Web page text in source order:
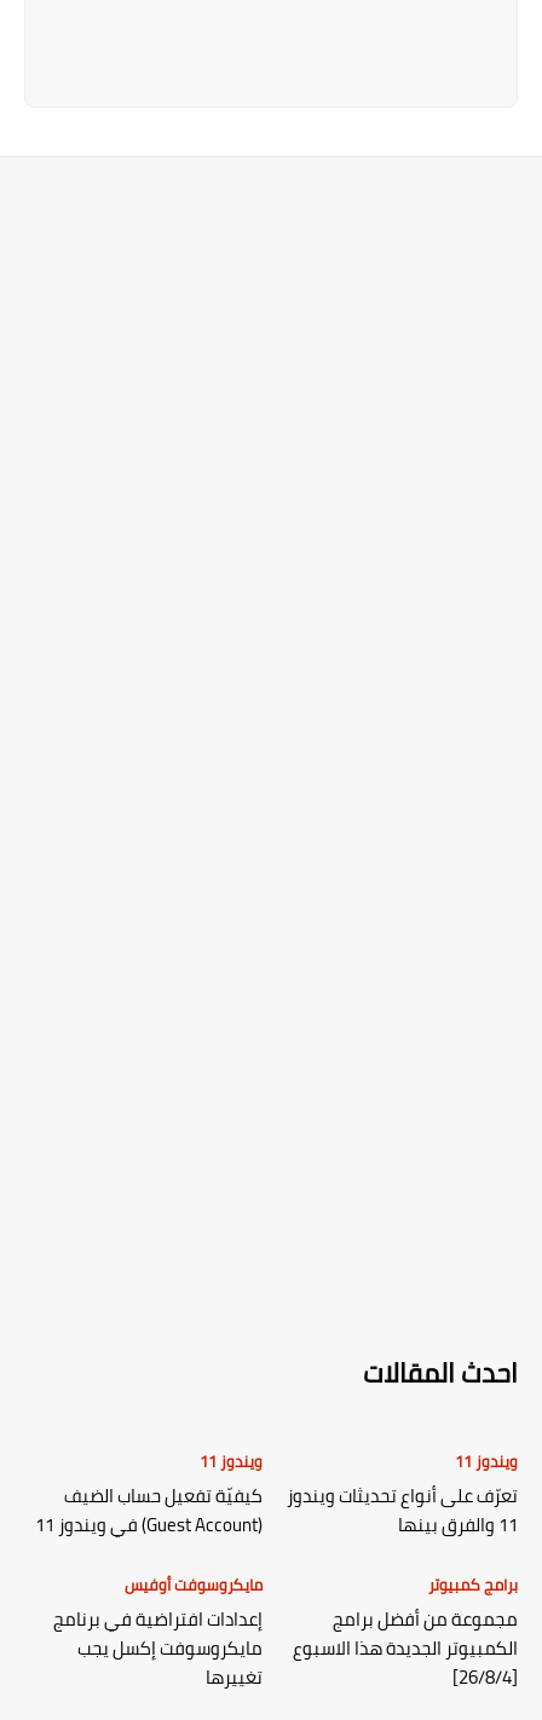
احدث المقالات
ويندوز 11
تعرّف على أنواع تحديثات ويندوز
11 والفرق بينها
ويندوز 11
كيفيّة تفعيل حساب الضيف
(Guest Account) في ويندوز 11
برامج كمبيوتر
مجموعة من أفضل برامج
الكمبيوتر الجديدة هذا الاسبوع
[26/8/4]
مايكروسوفت أوفيس
إعدادات افتراضية في برنامج
مايكروسوفت إكسل يجب
تغييرها